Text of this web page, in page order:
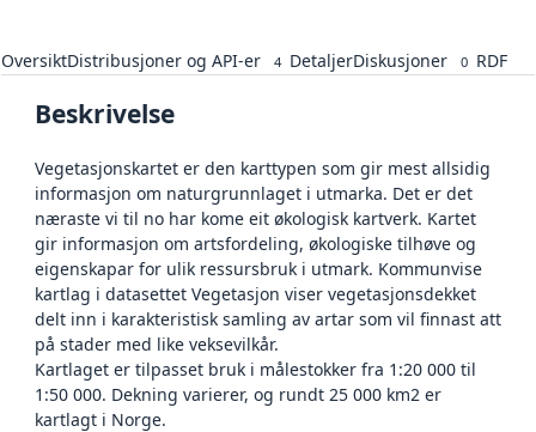
OversiktDistribusjoner og API-er 4 DetaljerDiskusjoner 0 RDF
Beskrivelse
Vegetasjonskartet er den karttypen som gir mest allsidig
informasjon om naturgrunnlaget i utmarka. Det er det
næraste vi til no har kome eit økologisk kartverk. Kartet
gir informasjon om artsfordeling, økologiske tilhøve og
eigenskapar for ulik ressursbruk i utmark. Kommunvise
kartlag i datasettet Vegetasjon viser vegetasjonsdekket
delt inn i karakteristisk samling av artar som vil finnast att
på stader med like veksevilkår.
Kartlaget er tilpasset bruk i målestokker fra 1:20 000 til
1:50 000. Dekning varierer, og rundt 25 000 km2 er
kartlagt i Norge.